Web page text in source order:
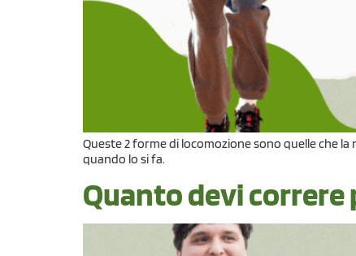
Queste 2 forme di locomozione sono quelle che
quando lo si fa.
Quanto devi correre